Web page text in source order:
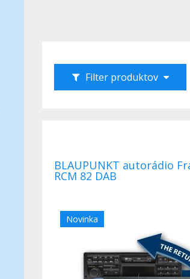
Filter produktov
BLAUPUNKT autorádio Frankfurt
RCM 82 DAB
Novinka